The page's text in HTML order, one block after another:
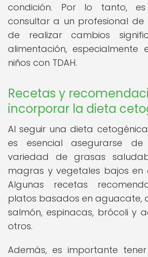
condición. Por lo tanto, es
consultar a un profesional de
de realizar cambios
alimentación,
niños con TDAH.
Recetas y
incorporar la dieta
Al seguir una dieta
es esencial asegurarse
variedad de grasas
magras y vegetales bajos en
Algunas recetas
platos basados en aguacate,
salmón, espinacas, brócoli y
otros.
Además, es importante